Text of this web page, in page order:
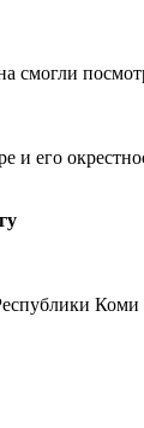
смогли
и его
Коми